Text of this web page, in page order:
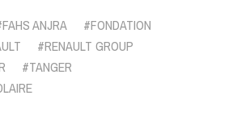
FAHS ANJRA
FONDATION
RENAULT GROUP
TANGER